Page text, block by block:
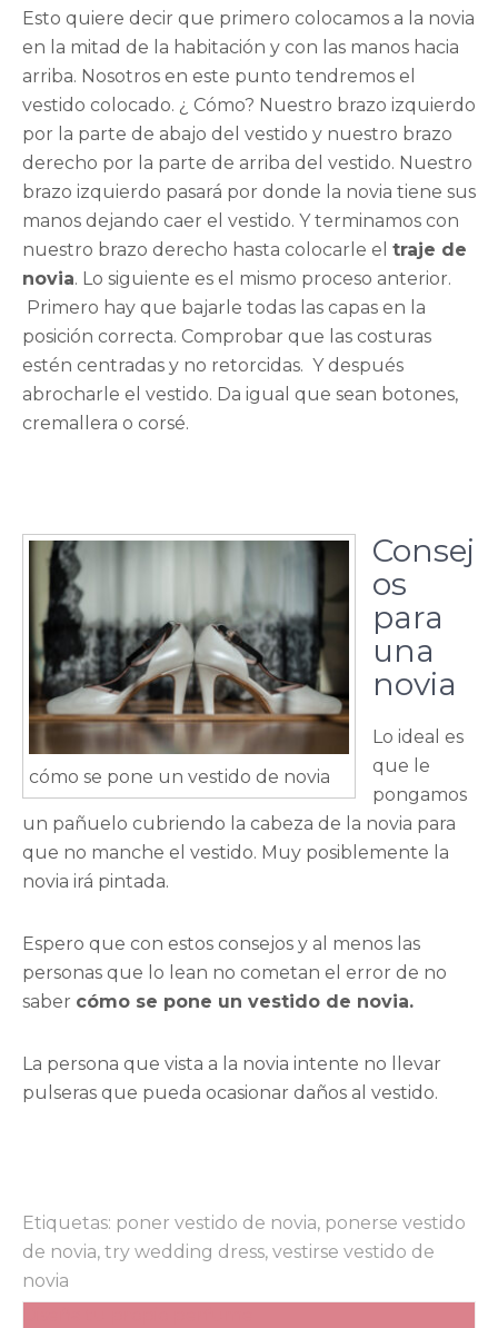
Esto quiere decir que primero colocamos a la novia
en la mitad de la habitación y con las manos hacia
arriba. Nosotros en este punto tendremos el
vestido colocado. ¿ Cómo? Nuestro brazo izquierdo
por la parte de abajo del vestido y nuestro brazo
derecho por la parte de arriba del vestido. Nuestro
brazo izquierdo pasará por donde la novia tiene sus
manos dejando caer el vestido. Y terminamos con
nuestro brazo derecho hasta colocarle el traje de
novia. Lo siguiente es el mismo proceso anterior.
Primero hay que bajarle todas las capas en la
posición correcta. Comprobar que las costuras
estén centradas y no retorcidas. Y después
abrocharle el vestido. Da igual que sean botones,
cremallera o corsé.
cómo se pone un vestido de novia
Consej
os
para
una
novia
Lo ideal es
que le
pongamos
un pañuelo cubriendo la cabeza de la novia para
que no manche el vestido. Muy posiblemente la
novia irá pintada.
Espero que con estos consejos y al menos las
personas que lo lean no cometan el error de no
saber cómo se pone un vestido de novia.
La persona que vista a la novia intente no llevar
pulseras que pueda ocasionar daños al vestido.
Etiquetas: poner vestido de novia, ponerse vestido
de novia, try wedding dress, vestirse vestido de
novia